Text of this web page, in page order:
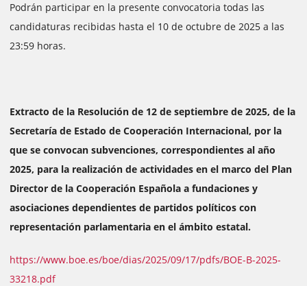
Podrán participar en la presente convocatoria todas las
candidaturas recibidas hasta el 10 de octubre de 2025 a las
23:59 horas.
Extracto de la Resolución de 12 de septiembre de 2025, de la
Secretaría de Estado de Cooperación Internacional, por la
que se convocan subvenciones, correspondientes al año
2025, para la realización de actividades en el marco del Plan
Director de la Cooperación Española a fundaciones y
asociaciones dependientes de partidos políticos con
representación parlamentaria en el ámbito estatal.
https://www.boe.es/boe/dias/2025/09/17/pdfs/BOE-B-2025-
33218.pdf